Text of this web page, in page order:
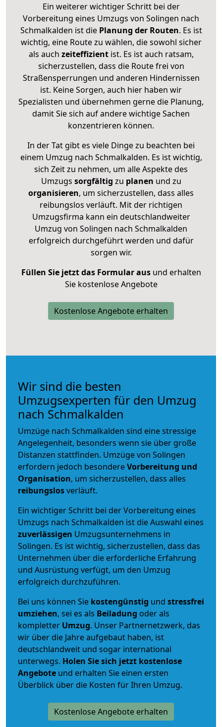
Ein weiterer wichtiger Schritt bei der
Vorbereitung eines Umzugs von Solingen nach
Schmalkalden ist diePlanung der Routen. Es ist
wichtig, eine Route zu wählen, die sowohl sicher
als auch zeiteffizientist. Es ist auch ratsam,
sicherzustellen, dass die Route frei von
Straßensperrungen und anderen Hindernissen
ist. Keine Sorgen, auch hier haben wir
Spezialisten und übernehmen gerne die Planung,
damit Sie sich auf andere wichtige Sachen
konzentrieren können.
In der Tat gibt es viele Dinge zu beachten bei
einem Umzug nach Schmalkalden. Es ist wichtig,
sich Zeit zu nehmen, um alle Aspekte des
Umzugs sorgfältig zu planen und zu
organisieren, um sicherzustellen, dass alles
reibungslos verläuft. Mit der richtigen
Umzugsfirma kann ein deutschlandweiter
Umzug von Solingen nach Schmalkalden
erfolgreich durchgeführt werden und dafür
sorgen wir.
Füllen Sie jetzt das Formular ausund erhalten
Sie kostenlose Angebote
Kostenlose Angebote erhalten
Wir sind die besten
Umzugsexperten für den Umzug
nach Schmalkalden
Umzüge nach Schmalkalden sind eine stressige
Angelegenheit, besonders wenn sie über große
Distanzen stattfinden. Umzüge von Solingen
erfordern jedoch besondereVorbereitung und
Organisation, um sicherzustellen, dass alles
reibungslosverläuft.
Ein wichtiger Schritt bei der Vorbereitung eines
Umzugs nach Schmalkalden ist die Auswahl eines
zuverlässigen Umzugsunternehmens in
Solingen. Es ist wichtig, sicherzustellen, dass das
Unternehmen über die erforderliche Erfahrung
und Ausrüstung verfügt, um den Umzug
erfolgreich durchzuführen.
Bei uns können Sie kostengünstig und stressfrei
umziehen, sei es als Beiladung oder als
kompletter Umzug. Unser Partnernetzwerk, das
wir über die Jahre aufgebaut haben, ist
deutschlandweit und sogar international
unterwegs. Holen Sie sich jetzt kostenlose
Angebote und erhalten Sie einen ersten
Überblick über die Kosten für Ihren Umzug.
Kostenlose Angebote erhalten